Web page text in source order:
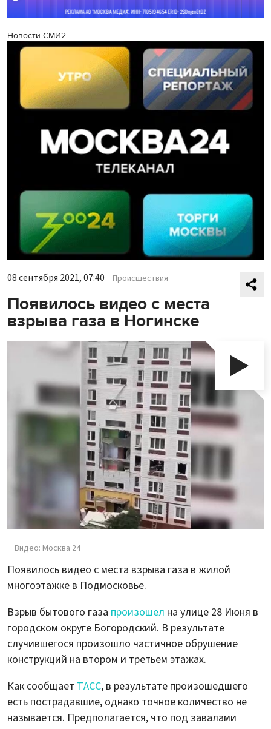
Новости СМИ2
08 сентября 2021, 07:40 Происшествия
Появилось видео с места
взрыва газа в Ногинске
Видео: Москва 24
Появилось видео с места взрыва газа в жилой
многоэтажке в Подмосковье.
Взрыв бытового газа произошел на улице 28 Июня в
городском округе Богородский. В результате
случившегося произошло частичное обрушение
конструкций на втором и третьем этажах.
Как сообщает ТАСС, в результате произошедшего
есть пострадавшие, однако точное количество не
называется. Предполагается, что под завалами